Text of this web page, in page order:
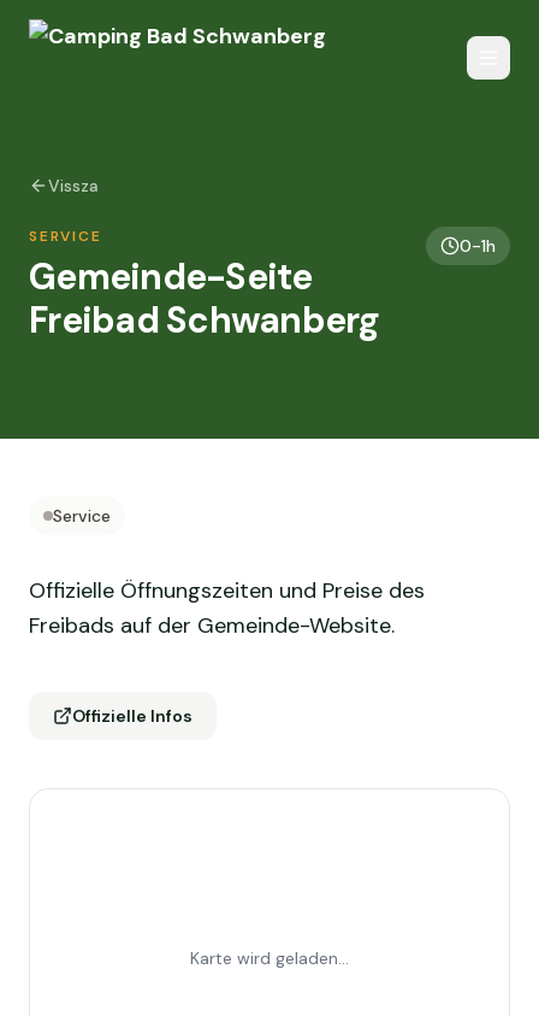
Vissza
SERVICE
Gemeinde-Seite
Freibad Schwanberg
0-1h
Service
Offizielle Öffnungszeiten und Preise des
Freibads auf der Gemeinde-Website.
Offizielle Infos
Karte wird geladen...